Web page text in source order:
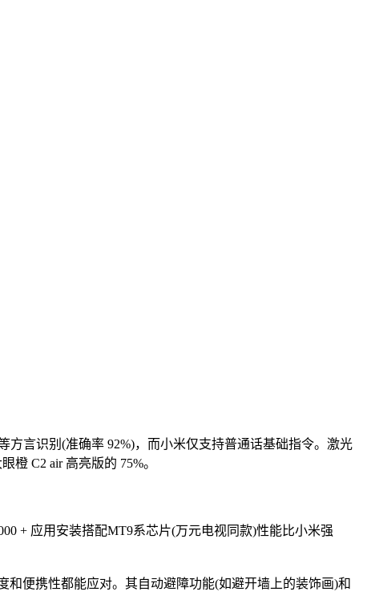
方言识别(准确率 92%)，而小米仅支持普通话基础指令。激光
橙 C2 air 高亮版的 75%。
+ 应用安装搭配MT9系芯片(万元电视同款)性能比小米强
便携性都能应对。其自动避障功能(如避开墙上的装饰画)和